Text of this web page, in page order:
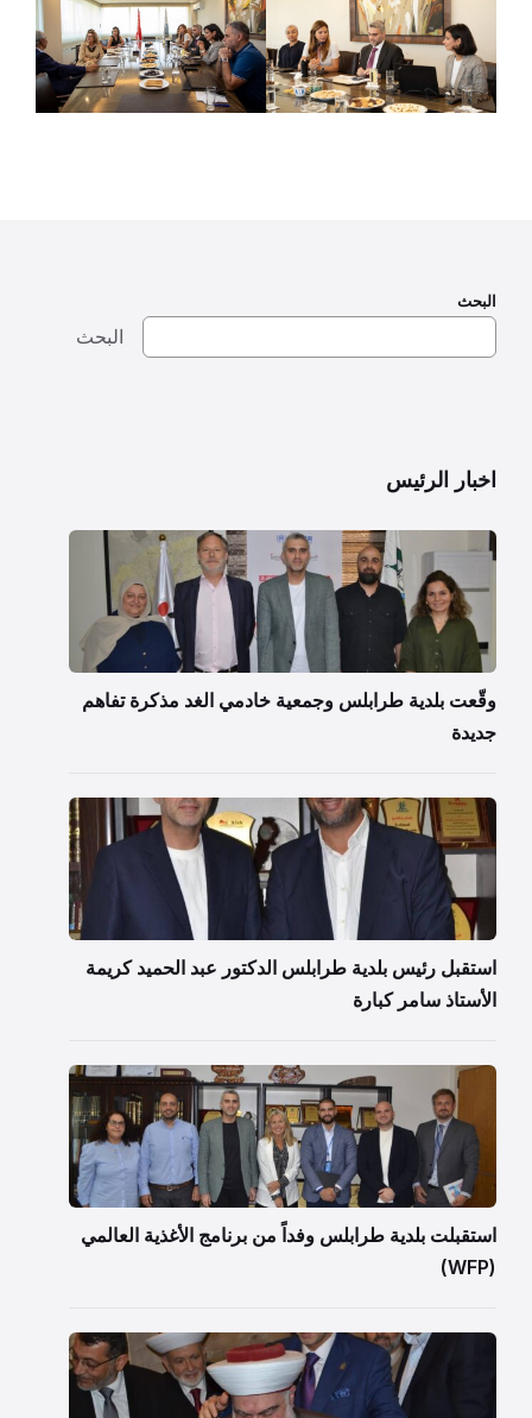
البحث
البحث
اخبار الرئيس
وقّعت بلدية طرابلس وجمعية خادمي الغد مذكرة تفاهم
جديدة
استقبل رئيس بلدية طرابلس الدكتور عبد الحميد كريمة
الأستاذ سامر كبارة
استقبلت بلدية طرابلس وفداً من برنامج الأغذية العالمي
(WFP)